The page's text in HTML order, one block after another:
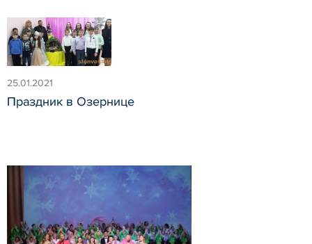
25.01.2021
Праздник в Озернице